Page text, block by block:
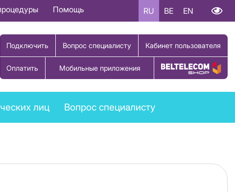
Помощь RU BE EN
Подключить Вопрос специалисту Кабинет пользователя
Оплатить Мобильные приложения Купить товар
лиц Вопрос специалисту